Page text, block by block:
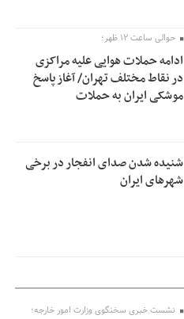
حوالی ساعت ۱۲ ظهر؛
ادامه حملات هوایی علیه مراکزی
در نقاط مختلف تهران/ آغاز پاسخ
موشکی ایران به حملات
شنیده شدن صدای انفجار در برخی
شهرهای ایران
نشست خبری سخنگوی وزارت امور خارجه؛